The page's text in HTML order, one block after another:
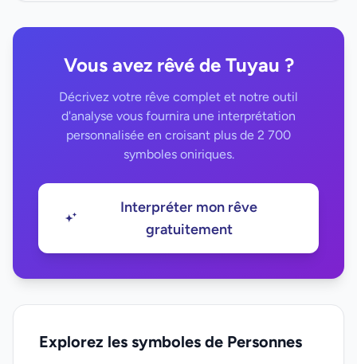
Vous avez rêvé de Tuyau ?
Décrivez votre rêve complet et notre outil
d'analyse vous fournira une interprétation
personnalisée en croisant plus de 2 700
symboles oniriques.
Interpréter mon rêve
gratuitement
Explorez les symboles de Personnes